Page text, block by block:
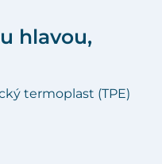
hlavou,
termoplast (TPE)